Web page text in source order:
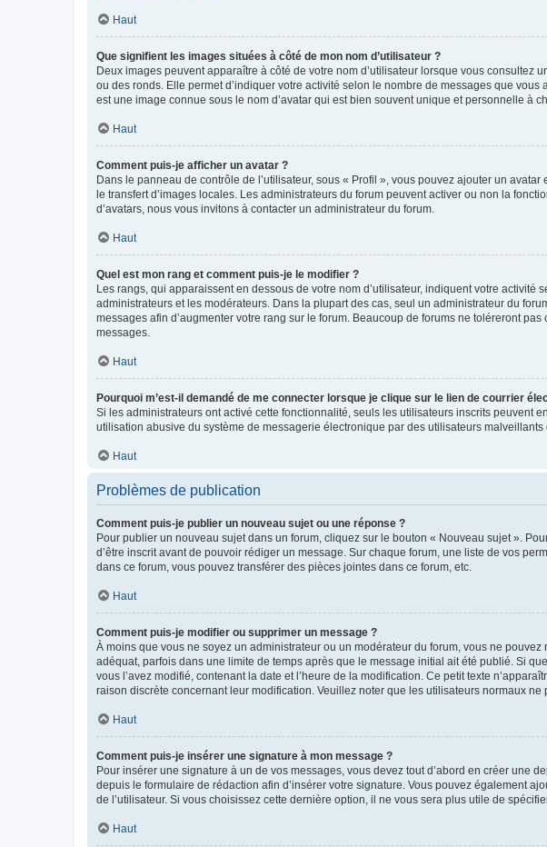
Haut
Que signifient les images situées à côté de mon nom d’utilisateur ?
Deux images peuvent apparaître à côté de votre nom d’utilisateur lorsque vous
ou des ronds. Elle permet d’indiquer votre activité selon le nombre de messages que
est une image connue sous le nom d’avatar qui est bien souvent unique et personnelle à
Haut
Comment puis-je afficher un avatar ?
Dans le panneau de contrôle de l’utilisateur, sous « Profil », vous pouvez ajouter un
le transfert d’images locales. Les administrateurs du forum peuvent activer ou non la
d’avatars, nous vous invitons à contacter un administrateur du forum.
Haut
Quel est mon rang et comment puis-je le modifier ?
Les rangs, qui apparaissent en dessous de votre nom d’utilisateur, indiquent votre
administrateurs et les modérateurs. Dans la plupart des cas, seul un administrateur du
messages afin d’augmenter votre rang sur le forum. Beaucoup de forums ne toléreront
messages.
Haut
Pourquoi m’est-il demandé de me connecter lorsque je clique sur le lien de courrier
Si les administrateurs ont activé cette fonctionnalité, seuls les utilisateurs inscrits peuvent
utilisation abusive du système de messagerie électronique par des utilisateurs malveillants
Haut
Problèmes de publication
Comment puis-je publier un nouveau sujet ou une réponse ?
Pour publier un nouveau sujet dans un forum, cliquez sur le bouton « Nouveau sujet ».
d’être inscrit avant de pouvoir rédiger un message. Sur chaque forum, une liste de vos
dans ce forum, vous pouvez transférer des pièces jointes dans ce forum, etc.
Haut
Comment puis-je modifier ou supprimer un message ?
À moins que vous ne soyez un administrateur ou un modérateur du forum, vous ne
adéquat, parfois dans une limite de temps après que le message initial ait été publié. Si
vous l’avez modifié, contenant la date et l’heure de la modification. Ce petit texte
raison discrète concernant leur modification. Veuillez noter que les utilisateurs normaux
Haut
Comment puis-je insérer une signature à mon message ?
Pour insérer une signature à un de vos messages, vous devez tout d’abord en créer une
depuis le formulaire de rédaction afin d’insérer votre signature. Vous pouvez également
de l’utilisateur. Si vous choisissez cette dernière option, il ne vous sera plus utile de
Haut